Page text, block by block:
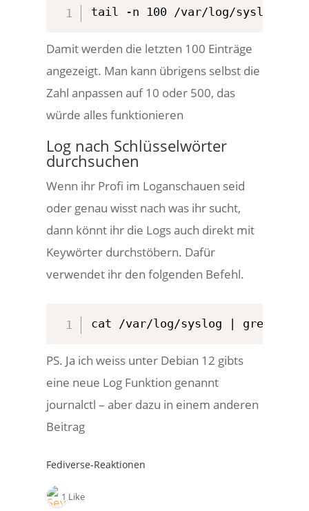
tail -n 100 /var/log/syslog
Damit werden die letzten 100 Einträge
angezeigt. Man kann übrigens selbst die
Zahl anpassen auf 10 oder 500, das
würde alles funktionieren
Log nach Schlüsselwörter
durchsuchen
Wenn ihr Profi im Loganschauen seid
oder genau wisst nach was ihr sucht,
dann könnt ihr die Logs auch direkt mit
Keywörter durchstöbern. Dafür
verwendet ihr den folgenden Befehl.
cat /var/log/syslog | grep
PS. Ja ich weiss unter Debian 12 gibts
eine neue Log Funktion genannt
journalctl – aber dazu in einem anderen
Beitrag
Fediverse-Reaktionen
1 Like